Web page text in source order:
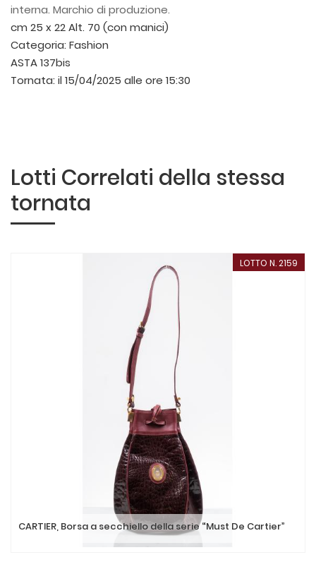
interna. Marchio di produzione.
cm 25 x 22 Alt. 70 (con manici)
Categoria: Fashion
ASTA 137bis
Tornata: il 15/04/2025 alle ore 15:30
Lotti Correlati della stessa
tornata
LOTTO N. 2159
CARTIER, Borsa a secchiello della serie “Must De Cartier”